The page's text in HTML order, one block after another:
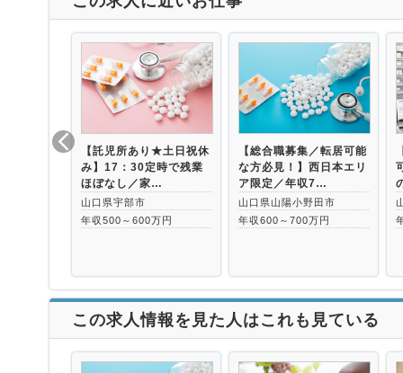
【託児所あり★土日祝休
み】17：30定時で残業
ほぼなし／家…
山口県宇部市
年収500～600万円
【総合職募集／転居可能
な方必見！】西日本エリ
ア限定／年収7…
山口県山陽小野田市
年収600～700万円
この求人情報を見た人はこれも見ている